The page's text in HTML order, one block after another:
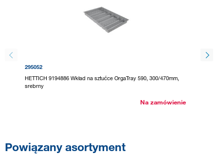
295052
HETTICH 9194886 Wkład na sztućce OrgaTray 590, 300/470mm,
srebrny
Na zamówienie
Powiązany asortyment